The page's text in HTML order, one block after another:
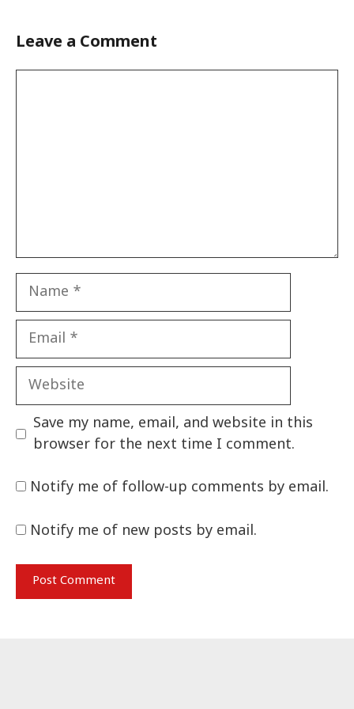
Leave a Comment
Name
Email
Website
Save my name, email, and website in this
browser for the next time I comment.
Notify me of follow-up comments by email.
Notify me of new posts by email.